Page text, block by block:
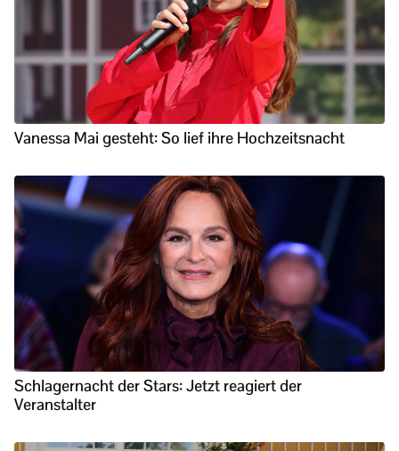
Vanessa Mai gesteht: So lief ihre Hochzeitsnacht
Schlagernacht der Stars: Jetzt reagiert der
Veranstalter